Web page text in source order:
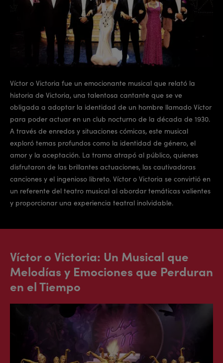
Víctor o Victoria fue un emocionante musical que relató la
historia de Victoria, una talentosa cantante que se ve
obligada a adoptar la identidad de un hombre llamado Víctor
para poder actuar en un club nocturno de la década de 1930.
A través de enredos y situaciones cómicas, este musical
exploró temas profundos como la identidad de género, el
amor y la aceptación. La trama atrapó al público, quienes
disfrutaron de las brillantes actuaciones, las cautivadoras
canciones y el ingenioso libreto. Víctor o Victoria se convirtió en
un referente del teatro musical al abordar temáticas valientes
y proporcionar una experiencia teatral inolvidable.
Víctor o Victoria: Un Musical que
Melodías y Emociones que Perduran
en el Tiempo